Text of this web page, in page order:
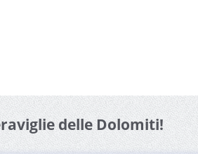
delle Dolomiti!